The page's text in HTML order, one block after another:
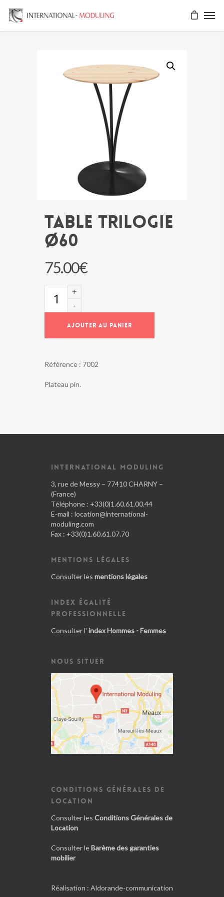
Table TRILOGIE
Ø60
75.00€
AJOUTER AU PANIER
Référence : 7002
Plateau pin.
INTERNATIONAL MODULING
3, rue de Messy – 77410 CHARNY –
(France)
Téléphone : +33(0)1.60.61.00.44
E-mail : location@international-
moduling.com
Fax : +33(0)1.60.61.07.70
MENTIONS LÉGALES
Consulter les mentions légales
INDEX ÉGALITÉ
PROFESSIONNELLE
Consulter l' index Hommes - Femmes
NOUS SITUER
CONDITIONS GÉNÉRALES DE
LOCATION
Consulter les Conditions Générales de
Location
Consulter le Barème des garanties
mobilier
Réalisation : Aldorande-communication